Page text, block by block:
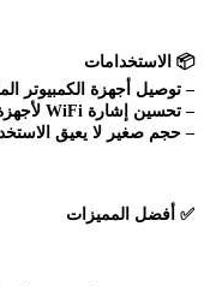
📦 الاستخدامات
– توصيل أجهزة الكمبيوتر
– تحسين إشارة WiFi لأجهزة اللابتوب القديمة
– حجم صغير لا يعيق
✅ أفضل المميزات